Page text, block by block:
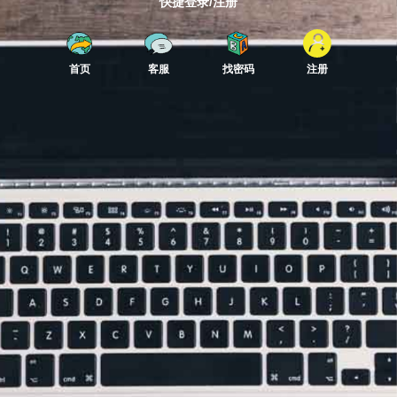
首页 客服 找密码 注册